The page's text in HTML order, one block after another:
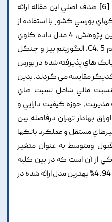
نيازمند ارزيابي عملکرد مي باشند. [6] هدف اصلي اين مقاله ارائه
بورسي کشور با استفاده از
روشهاي داده کاوي مي باشد. در اين پژوهش, 4 مدل داده کاوي
درخت تصميم C5. 0, درخت تصميم C4. 5, الگوريتم بيز و جنگل
هاي پذيرفته شده در بورس
يکديگر مقايسه مي گردند. بدين
منظور نمونه اي مشتمل بر 28 نسبت مالي شامل نسبت هاي
حوزه کيفيت دارايي و
بانک بورس اوراق بهادار تهران درفاصله بين
به عنوان متغيرهاي مستقل و عملکرد بانکها
ومتوسط به عنوان متغير
از آن است که در بين کليه
مدلها درخت تصميم C5. 0 با صحت 94. 4% بهترين مدل ارائه شده در